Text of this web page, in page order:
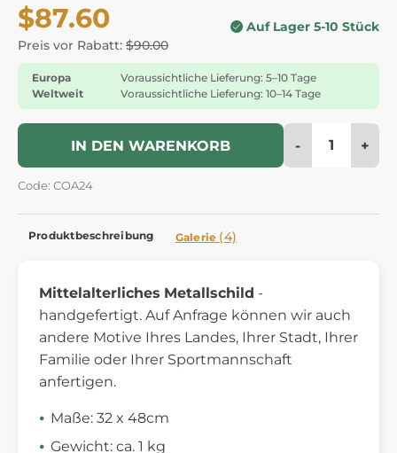
$87.60
Preis vor Rabatt: $90.00
Auf Lager 5-10 Stück
Europa
Voraussichtliche Lieferung: 5–10 Tage
Weltweit
Voraussichtliche Lieferung: 10–14 Tage
IN DEN WARENKORB - +
Code: COA24
Produktbeschreibung Galerie (4)
Mittelalterliches Metallschild -
handgefertigt. Auf Anfrage können wir auch
andere Motive Ihres Landes, Ihrer Stadt, Ihrer
Familie oder Ihrer Sportmannschaft
anfertigen.
Maße: 32 x 48cm
Gewicht: ca. 1 kg